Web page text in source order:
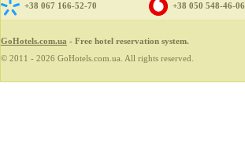
+38 067 166-52-70 +38 050 548-46-06
GoHotels.com.ua - Free hotel reservation system.
© 2011 - 2026 GoHotels.com.ua. All rights reserved.